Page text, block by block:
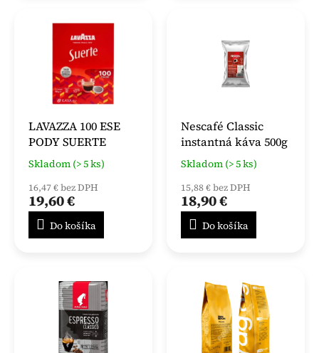
LAVAZZA 100 ESE
PODY SUERTE
Skladom (> 5 ks)
16,47 € bez DPH
19,60 €
Do košíka
Nescafé Classic
instantná káva 500g
Skladom (> 5 ks)
15,88 € bez DPH
18,90 €
Do košíka